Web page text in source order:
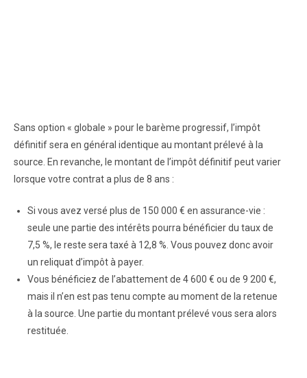
Sans option « globale » pour le barème progressif, l’impôt
définitif sera en général identique au montant prélevé à la
source. En revanche, le montant de l’impôt définitif peut varier
lorsque votre contrat a plus de 8 ans :
Si vous avez versé plus de 150 000 € en assurance-vie :
seule une partie des intérêts pourra bénéficier du taux de
7,5 %, le reste sera taxé à 12,8 %. Vous pouvez donc avoir
un reliquat d’impôt à payer.
Vous bénéficiez de l’abattement de 4 600 € ou de 9 200 €,
mais il n’en est pas tenu compte au moment de la retenue
à la source. Une partie du montant prélevé vous sera alors
restituée.